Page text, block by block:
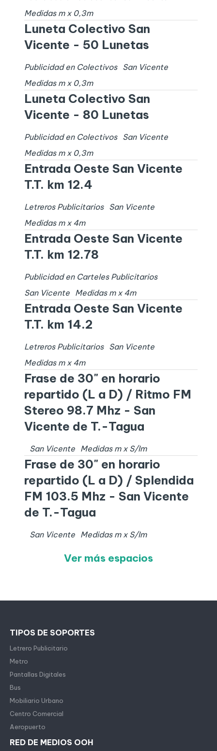
Medidas m x 0,3m
Luneta Colectivo San
Vicente - 50 Lunetas
Publicidad en Colectivos
San Vicente
Medidas m x 0,3m
Luneta Colectivo San
Vicente - 80 Lunetas
Publicidad en Colectivos
San Vicente
Medidas m x 0,3m
Entrada Oeste San Vicente
T.T. km 12.4
Letreros Publicitarios
San Vicente
Medidas m x 4m
Entrada Oeste San Vicente
T.T. km 12.78
Publicidad en Carteles Publicitarios
San Vicente
Medidas m x 4m
Entrada Oeste San Vicente
T.T. km 14.2
Letreros Publicitarios
San Vicente
Medidas m x 4m
Frase de 30" en horario
repartido (L a D) / Ritmo FM
Stereo 98.7 Mhz - San
Vicente de T.-Tagua
San Vicente Medidas m x S/Im
Frase de 30" en horario
repartido (L a D) / Splendida
FM 103.5 Mhz - San Vicente
de T.-Tagua
San Vicente Medidas m x S/Im
Ver más espacios
TIPOS DE SOPORTES
Letrero Publicitario
Metro
Pantallas Digitales
Bus
Mobiliario Urbano
Centro Comercial
Aeropuerto
RED DE MEDIOS OOH